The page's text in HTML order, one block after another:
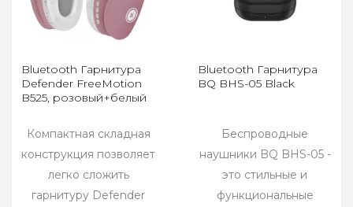
Bluetooth Гарнитура
Defender FreeMotion
B525, розовый+белый
Компактная складная
конструкция позволяет
легко сложить
гарнитуру Defender
Bluetooth Гарнитура
BQ BHS-05 Black
Беспроводные
наушники BQ BHS-05 -
это стильные и
функциональные